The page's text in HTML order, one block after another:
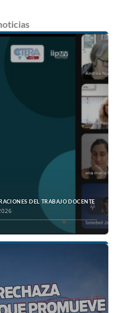
DEL TRABAJO DOCENTE